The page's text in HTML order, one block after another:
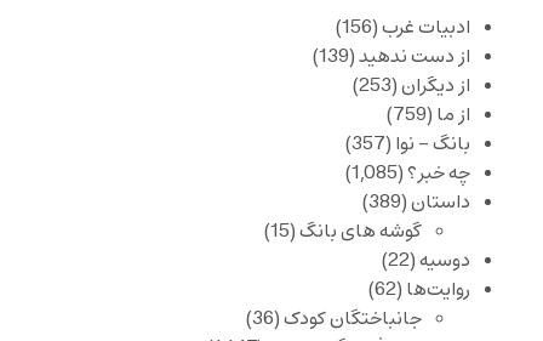
ادبیات غرب(156)
از دست ندهید(139)
از دیگران(253)
از ما (759)
بانگ – نوا (357)
چه خبر؟(1,085)
داستان(389)
گوشه های بانگ(15)
دوسیه(22)
روایت‌ها (62)
جانباختگان کودک(36)